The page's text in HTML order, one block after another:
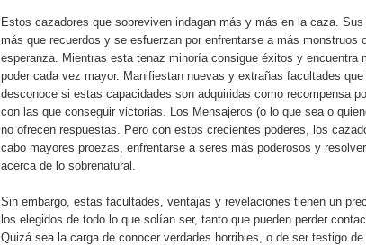
Estos cazadores que sobreviven indagan más y más en la caza.
más que recuerdos y se esfuerzan por enfrentarse a más monstruos
esperanza. Mientras esta tenaz minoría consigue éxitos y encuentra
poder cada vez mayor. Manifiestan nuevas y extrañas facultades
desconoce si estas capacidades son adquiridas como recompensa
con las que conseguir victorias. Los Mensajeros (o lo que sea o
no ofrecen respuestas. Pero con estos crecientes poderes, los
cabo mayores proezas, enfrentarse a seres más poderosos y
acerca de lo sobrenatural.
Sin embargo, estas facultades, ventajas y revelaciones tienen un
los elegidos de todo lo que solían ser, tanto que pueden perder
Quizá sea la carga de conocer verdades horribles, o de ser testigo